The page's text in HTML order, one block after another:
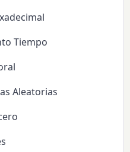
Tiempo
Aleatorias